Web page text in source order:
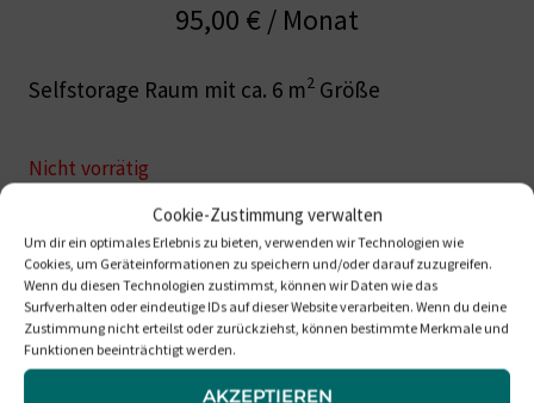
Cookie-Zustimmung verwalten
Um dir ein optimales Erlebnis zu bieten, verwenden wir Technologien wie
Cookies, um Geräteinformationen zu speichern und/oder darauf zuzugreifen.
Wenn du diesen Technologien zustimmst, können wir Daten wie das
Surfverhalten oder eindeutige IDs auf dieser Website verarbeiten. Wenn du deine
Zustimmung nicht erteilst oder zurückziehst, können bestimmte Merkmale und
Funktionen beeinträchtigt werden.
AKZEPTIEREN
95,00 € / Monat
Selfstorage Raum mit ca. 6 m2 Größe
Nicht vorrätig
Benachrichtigt Mich, Wenn Die
Box Wieder Verfügbar Ist